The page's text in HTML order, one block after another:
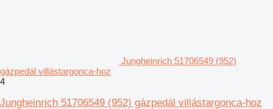
Jungheinrich 51706549 (952)
gázpedál villástargonca-hoz
4
Jungheinrich 51706549 (952) gázpedál villástargonca-hoz